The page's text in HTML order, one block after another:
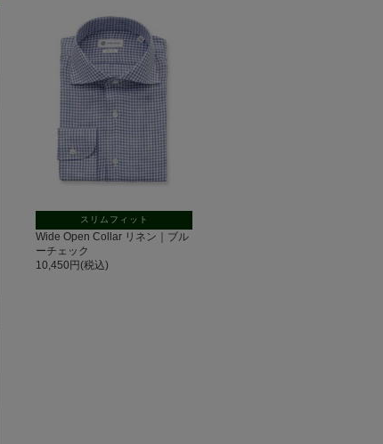
スリムフィット
Wide Open Collar リネン｜ブル
ーチェック
10,450円(税込)